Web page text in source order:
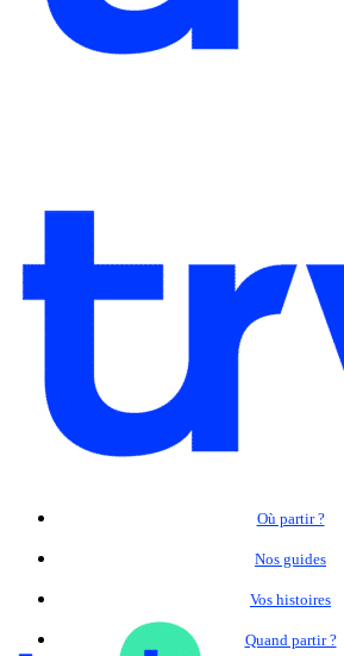
Où partir ?
Nos guides
Vos histoires
Quand partir ?